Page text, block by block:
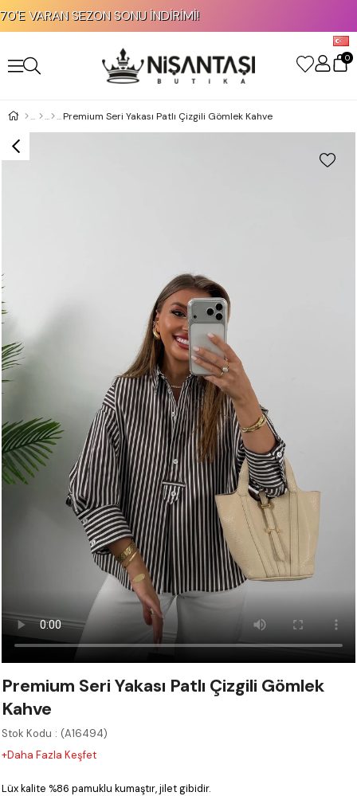
SEZON SONU İNDİRİMİ!
0
Premium Seri Yakası Patlı Çizgili Gömlek Kahve
Premium Seri Yakası Patlı Çizgili Gömlek
Kahve
Stok Kodu
(A16494)
+Daha Fazla Keşfet
Lüx kalite %86 pamuklu kumaştır, jilet gibidir.